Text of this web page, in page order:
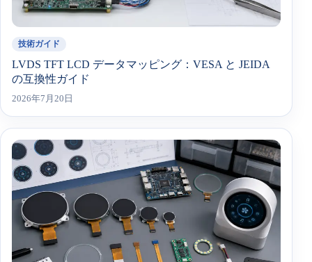
技術ガイド
LVDS TFT LCD データマッピング：VESA と JEIDA
の互換性ガイド
2026年7月20日